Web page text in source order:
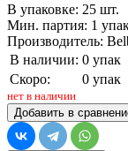
В упаковке: 25 шт.
Мин. партия: 1
Производитель:
В наличии: 0 упак
Скоро:
0 упак
нет в наличии
Добавить в